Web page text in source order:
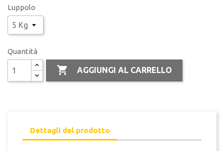
Luppolo
Quantità
 AGGIUNGI AL CARRELLO
Dettagli del prodotto